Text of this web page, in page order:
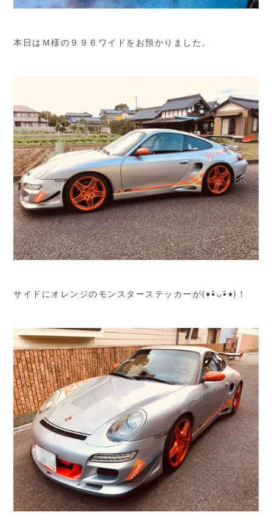
本日はＭ様の９９６ワイドをお預かりました。
サイドにオレンジのモンスターステッカーが(♦•̑ᴗ•̑♦)！